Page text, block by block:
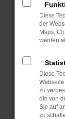
Starte
Das
sind.
führen,
Diese
der
Maps,
werden
Diese
zu
die von
Sie auf
zu